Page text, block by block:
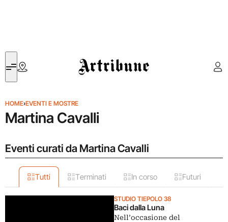
Artribune
HOME›EVENTI E MOSTRE
Martina Cavalli
Eventi curati da Martina Cavalli
Tutti Terminati In corso Futuri
STUDIO TIEPOLO 38
Baci dalla Luna
Nell’occasione del